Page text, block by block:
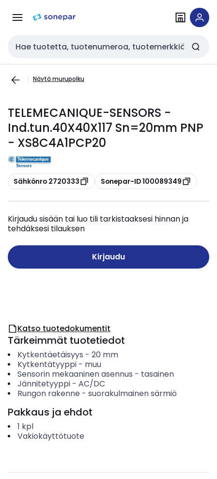
navigointiinsisältöön
Haku
Näytä murupolku
TELEMECANIQUE-SENSORS -
Ind.tun.40X40X117 Sn=20mm PNP
- XS8C4A1PCP20
Kopioi
Sähkönro 2720333 Kopioi
Sonepar-ID 100089349
Kirjaudu sisään tai luo tili tarkistaaksesi hinnan ja
tehdäksesi tilauksen
Kirjaudu
Katso tuotedokumentit
Tärkeimmät tuotetiedot
Kytkentäetäisyys - 20 mm
Kytkentätyyppi- muu
Sensorin mekaaninen asennus - tasainen
Jännitetyyppi- AC/DC
Rungon rakenne - suorakulmainen särmiö
Pakkaus ja ehdot
1 kpl
Vakiokäyttötuote